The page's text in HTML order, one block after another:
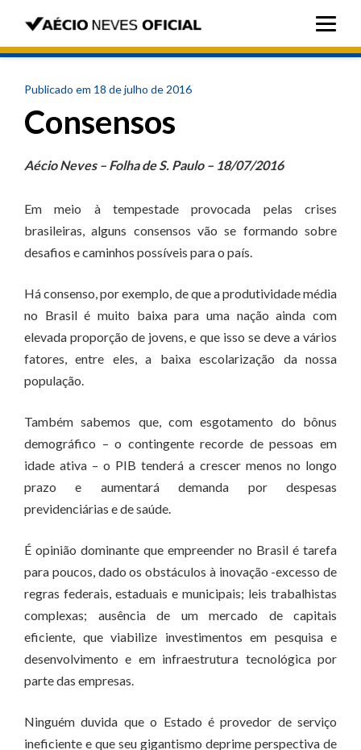
Publicado em 18 de julho de 2016
Consensos
Aécio Neves – Folha de S. Paulo – 18/07/2016
Em meio à tempestade provocada pelas crises
brasileiras, alguns consensos vão se formando sobre
desafios e caminhos possíveis para o país.
Há consenso, por exemplo, de que a produtividade média
no Brasil é muito baixa para uma nação ainda com
elevada proporção de jovens, e que isso se deve a vários
fatores, entre eles, a baixa escolarização da nossa
população.
Também sabemos que, com esgotamento do bônus
demográfico – o contingente recorde de pessoas em
idade ativa – o PIB tenderá a crescer menos no longo
prazo e aumentará demanda por despesas
previdenciárias e de saúde.
É opinião dominante que empreender no Brasil é tarefa
para poucos, dado os obstáculos à inovação -excesso de
regras federais, estaduais e municipais; leis trabalhistas
complexas; ausência de um mercado de capitais
eficiente, que viabilize investimentos em pesquisa e
desenvolvimento e em infraestrutura tecnológica por
parte das empresas.
Ninguém duvida que o Estado é provedor de serviço
ineficiente e que seu gigantismo deprime perspectiva de